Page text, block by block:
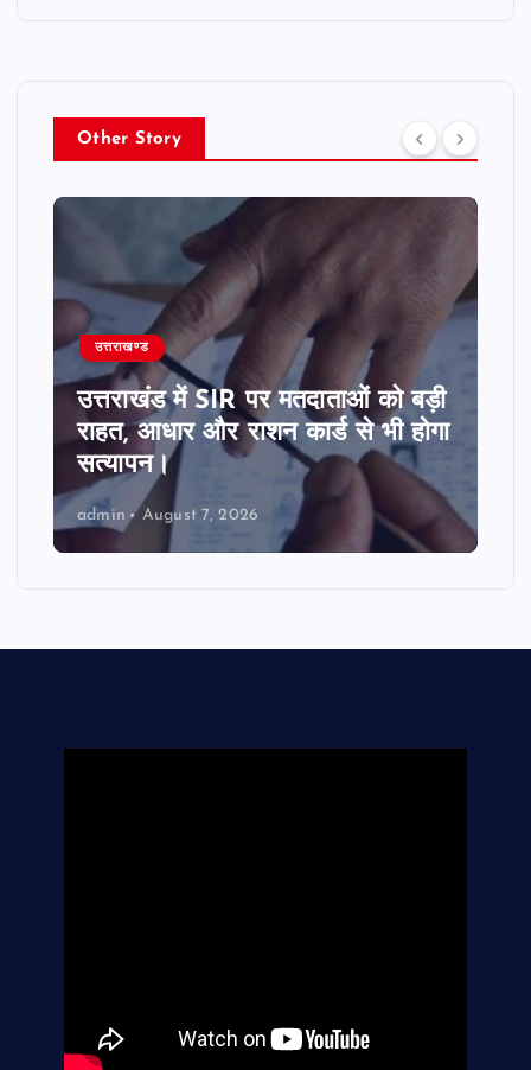
Other Story
मतदाताओं को बड़ी
कार्ड से भी होगा
उत्तराखण्ड
उत्तराखंड में मुख्यमंत्री धामी
को देखते हुए दिए हाई
निर्देश, सभी एजेंसियां पूरी
रहें।
admin August 7, 2026